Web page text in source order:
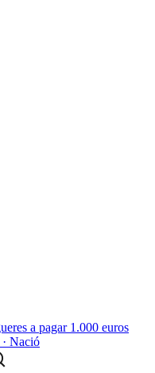
a pagar 1.000 euros
Nació